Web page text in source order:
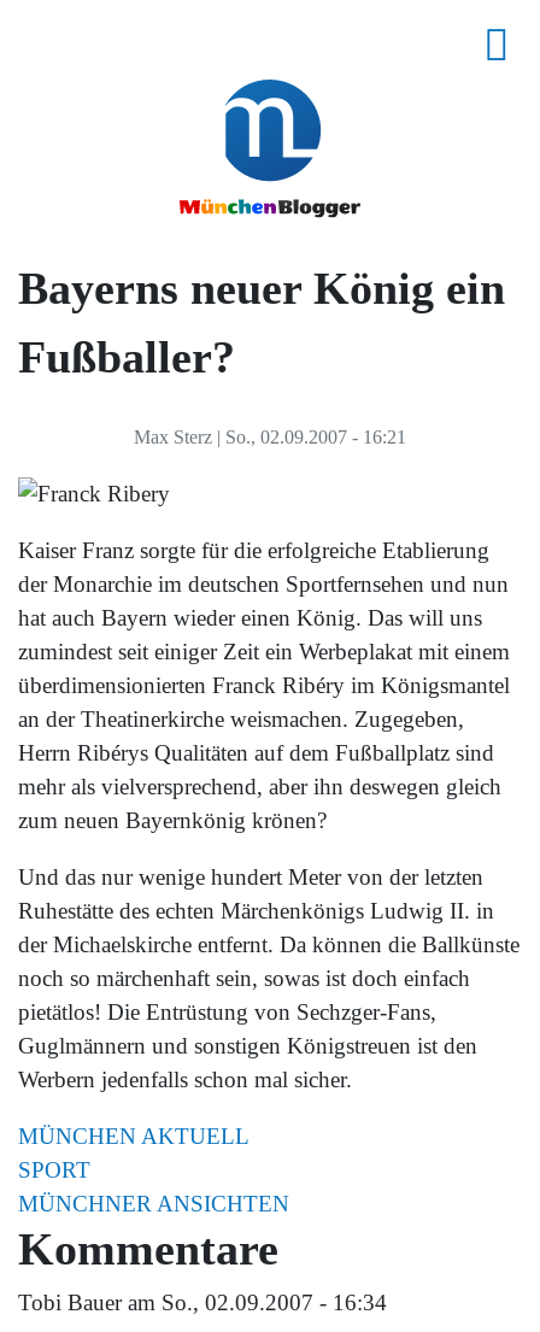
Bayerns neuer König ein
Fußballer?
Max Sterz | So., 02.09.2007 - 16:21
Kaiser Franz sorgte für die erfolgreiche Etablierung
der Monarchie im deutschen Sportfernsehen und nun
hat auch Bayern wieder einen König. Das will uns
zumindest seit einiger Zeit ein Werbeplakat mit einem
überdimensionierten Franck Ribéry im Königsmantel
an der Theatinerkirche weismachen. Zugegeben,
Herrn Ribérys Qualitäten auf dem Fußballplatz sind
mehr als vielversprechend, aber ihn deswegen gleich
zum neuen Bayernkönig krönen?
Und das nur wenige hundert Meter von der letzten
Ruhestätte des echten Märchenkönigs Ludwig II. in
der Michaelskirche entfernt. Da können die Ballkünste
noch so märchenhaft sein, sowas ist doch einfach
pietätlos! Die Entrüstung von Sechzger-Fans,
Guglmännern und sonstigen Königstreuen ist den
Werbern jedenfalls schon mal sicher.
MÜNCHEN AKTUELL
SPORT
MÜNCHNER ANSICHTEN
Kommentare
Tobi Baueram So., 02.09.2007 - 16:34